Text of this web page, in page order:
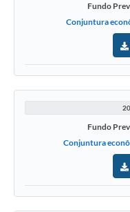
Fundo
Conjuntura
Fundo
Conjuntura